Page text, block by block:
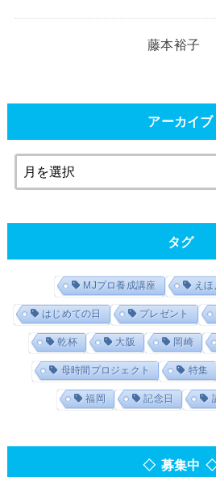
藤本裕子
アーカイブ
タグ
MJプロ養成講座 え
はじめての日 プレゼント
乾杯 大阪 岡崎
母時間プロジェクト 特集
福岡 記念日
◇ 募集中